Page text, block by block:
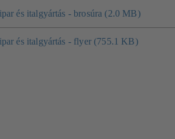
és italgyártás - brosúra (2.0 MB)
és italgyártás - flyer (755.1 KB)